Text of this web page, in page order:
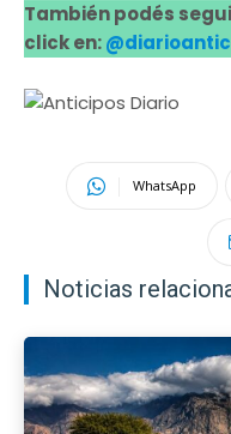
También podés
click en:
WhatsApp
Noticias